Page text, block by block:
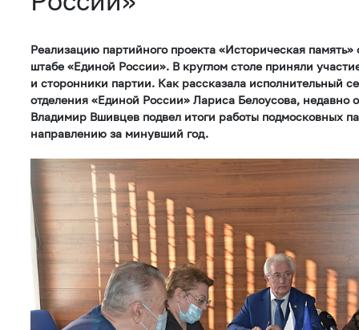
Реализацию партийного проекта «Историческая
штабе «Единой России». В круглом столе приняли
и сторонники партии. Как рассказала исполнительный
отделения «Единой России» Лариса Белоусова, недавно
Владимир Вшивцев подвел итоги работы подмосковных
направлению за минувший год.